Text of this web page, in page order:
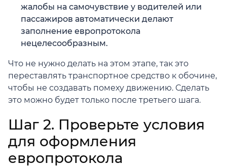
жалобы на самочувствие у водителей или
пассажиров автоматически делают
заполнение европротокола
нецелесообразным.
Что не нужно делать на этом этапе, так это
переставлять транспортное средство к обочине,
чтобы не создавать помеху движению. Сделать
это можно будет только после третьего шага.
Шаг 2. Проверьте условия
для оформления
европротокола